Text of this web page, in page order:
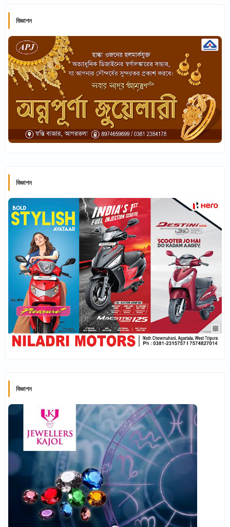
বিজ্ঞাপন
বিজ্ঞাপন
বিজ্ঞাপন